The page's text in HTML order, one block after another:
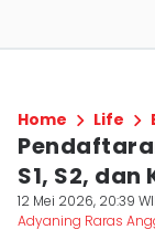
Home Life
S1, S2,
12 Mei 2026, 20:39
Adyaning Raras